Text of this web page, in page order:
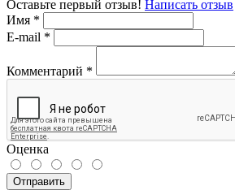
Оставьте первый отзыв! Написать отзыв
Имя *
E-mail *
Комментарий *
Оценка
Отправить